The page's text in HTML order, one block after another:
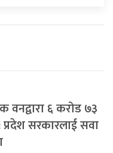
वनद्वारा ६ करोड ७३
सरकारलाई सवा